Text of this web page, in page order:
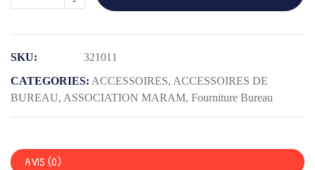
ATTACHE-
LETTRES-
COULEUR
12
SKU:
321011
CATEGORIES: ACCESSOIRES, ACCESSOIRES DE
BUREAU, ASSOCIATION MARAM, Fourniture Bureau
AVIS (0)